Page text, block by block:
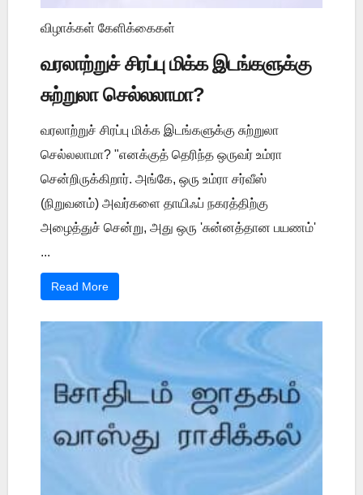
விழாக்கள் கேளிக்கைகள்
வரலாற்றுச் சிரப்பு மிக்க இடங்களுக்கு
சுற்றுலா செல்லலாமா?
வரலாற்றுச் சிரப்பு மிக்க இடங்களுக்கு சுற்றுலா
செல்லலாமா? "எனக்குத் தெரிந்த ஒருவர் உம்ரா
சென்றிருக்கிறார். அங்கே, ஒரு உம்ரா சர்வீஸ்
(நிறுவனம்) அவர்களை தாயிஃப் நகரத்திற்கு
அழைத்துச் சென்று, அது ஒரு 'சுன்னத்தான பயணம்'
...
Read More